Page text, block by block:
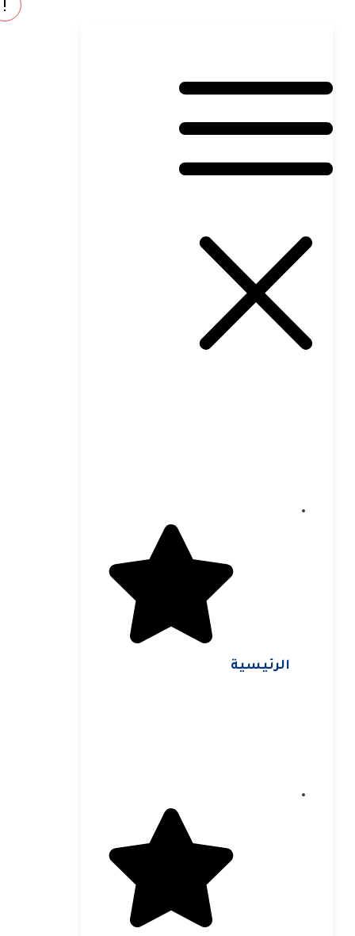
الرئيسية